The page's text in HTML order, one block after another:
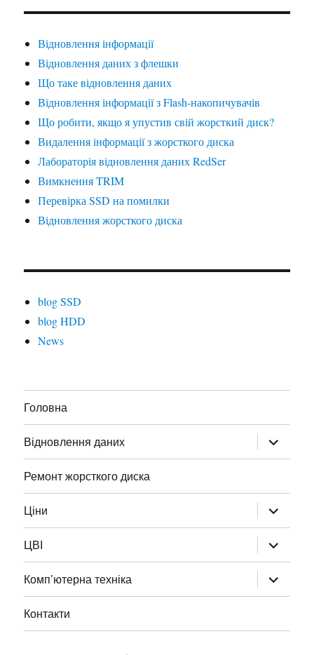
Відновлення інформації
Відновлення даних з флешки
Що таке відновлення даних
Відновлення інформації з Flash-накопичувачів
Що робити, якщо я упустив свій жорсткий диск?
Видалення інформації з жорсткого диска
Лабораторія відновлення даних RedSer
Вимкнення TRIM
Перевірка SSD на помилки
Відновлення жорсткого диска
blog SSD
blog HDD
News
Головна
Відновлення даних
Ремонт жорсткого диска
Ціни
ЦВІ
Комп’ютерна техніка
Контакти